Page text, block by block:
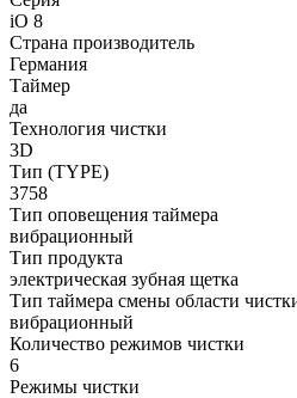
iO 8
Страна производитель
Германия
Таймер
да
Технология чистки
3D
Тип (TYPE)
3758
Тип оповещения таймера
вибрационный
Тип продукта
электрическая зубная щетка
Тип таймера смены области
вибрационный
Количество режимов чистки
6
Режимы чистки